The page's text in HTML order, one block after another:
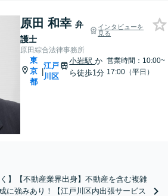
原田 和幸 弁
護士
インタビューを
見る
原田綜合法律事務所
東
京
都
|
江戸
川区
小岩駅か
ら徒歩1分
営業時間：10:00~
17:00（平日）
】【不動産業界出身】不動産を含む複雑
に強みあり！【江戸川区内出張サービス